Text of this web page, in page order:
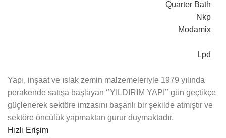
Quarter Bath
Nkp
Modamix
Lpd
Yapı, inşaat ve ıslak zemin malzemeleriyle 1979 yılında
perakende satışa başlayan ‘’YILDIRIM YAPI’’ gün geçtikçe
güçlenerek sektöre imzasını başarılı bir şekilde atmıştır ve
sektöre öncülük yapmaktan gurur duymaktadır.
Hızlı Erişim